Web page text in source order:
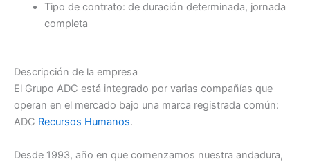
Tipo de contrato: de duración determinada, jornada
completa
Descripción de la empresa
El Grupo ADC está integrado por varias compañías que
operan en el mercado bajo una marca registrada común:
ADC Recursos Humanos.
Desde 1993, año en que comenzamos nuestra andadura,